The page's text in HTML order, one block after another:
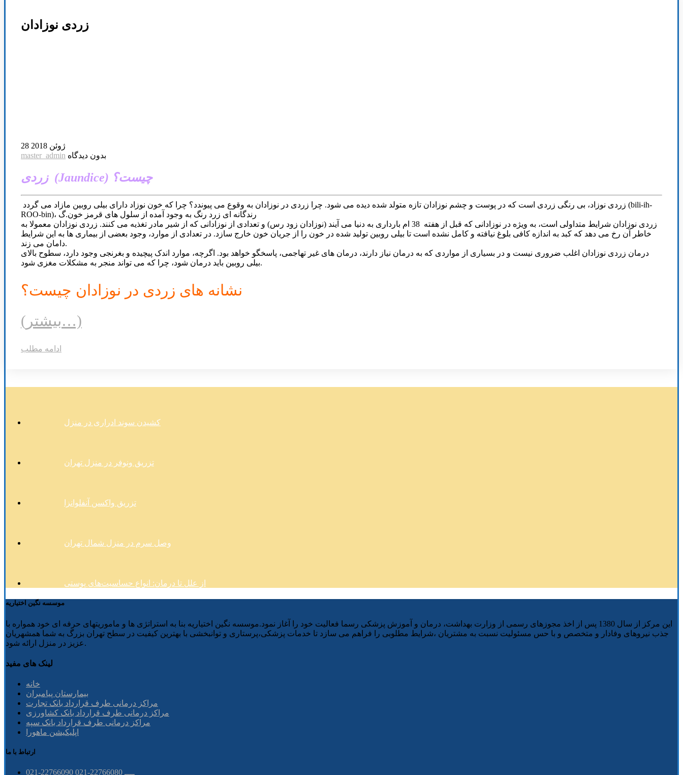
زردی نوزادان
28 ژوئن 2018
master_admin بدون دیدگاه
زردی (Jaundice) چیست؟
ROO-bin)، رندگانه ای زرد رنگ به وجود آمده از سلول های قرمز خون.گ
زردی نوزادان شرایط متداولی است، به ویژه در نوزادانی که قبل از هفته 38 ام بارداری به دنیا می آیند (نوزادان زود رس) و تعدادی از نوزادانی که از شیر مادر تغذیه می کنند. زردی نوزادان معمولا به
خاطر آن رخ می دهد که کبد به اندازه کافی بلوغ نیافته و کامل نشده است تا بیلی روبین تولید شده در خون را از جریان خون خارج سازد. در تعدادی از موارد، وجود بعضی از بیماری ها به این شرایط
دامان می زند.
درمان زردی نوزادان اغلب ضروری نیست و در بسیاری از مواردی که به درمان نیاز دارند، درمان های غیر تهاجمی، پاسخگو خواهد بود. اگرچه، موارد اندک پیچیده و بغرنجی وجود دارد، سطوح بالای
بیلی روبین باید درمان شود، چرا که می تواند منجر به مشکلات مغزی شود.
نشانه های زردی در نوزادان چیست؟
(بیشتر…)
ادامه مطلب
کشیدن سوند ادراری در منزل
تزریق ونوفر در منزل تهران
تزریق واکسن آنفلوانزا
وصل سرم در منزل شمال تهران
از علل تا درمان: انواع حساسیت‌های پوستی
موسسه نگین اختیاریه
این مرکز از سال 1380 پس از اخذ مجوزهای رسمی از وزارت بهداشت، درمان و آموزش پزشکی رسما فعالیت خود را آغاز نمود.موسسه نگین اختیاریه بنا به استراتژی ها و ماموریتهای حرفه ای خود همواره با
جذب نیروهای وفادار و متخصص و با حس مسئولیت نسبت به مشتریان ،شرایط مطلوبی را فراهم می سازد تا خدمات پزشکی،پرستاری و توانبخشی با بهترین کیفیت در سطح تهران بزرگ به شما همشهریان
عزیز در منزل ارائه شود.
لینک های مفید
خانه
بیمارستان پیامبران
مراکز درمانی طرف قرارداد بانک تجارت
مراکز درمانی طرف قرارداد بانک کشاورزی
مراکز درمانی طرف قرارداد بانک سپه
اپلیکیشن ماهورا
ارتباط با ما
021-22766090 ــــ 22766080-021